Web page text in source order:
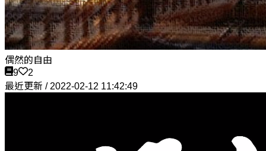
偶然的自由
9
2
最近更新 / 2022-02-12 11:42:49